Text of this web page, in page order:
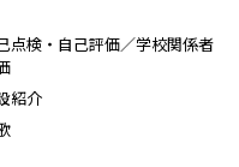
点検・自己評価／学校関係者
紹介